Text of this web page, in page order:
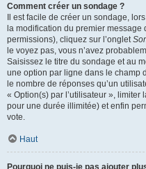
Comment créer un sondage ?
Il est facile de créer un sondage,
la modification du premier message
permissions), cliquez sur l’onglet
le voyez pas, vous n’avez
Saisissez le titre du sondage et au
une option par ligne dans le champ
le nombre de réponses qu’un
« Option(s) par l’utilisateur »,
pour une durée illimitée) et enfin
vote.
Haut
Pourquoi ne puis-je pas ajouter